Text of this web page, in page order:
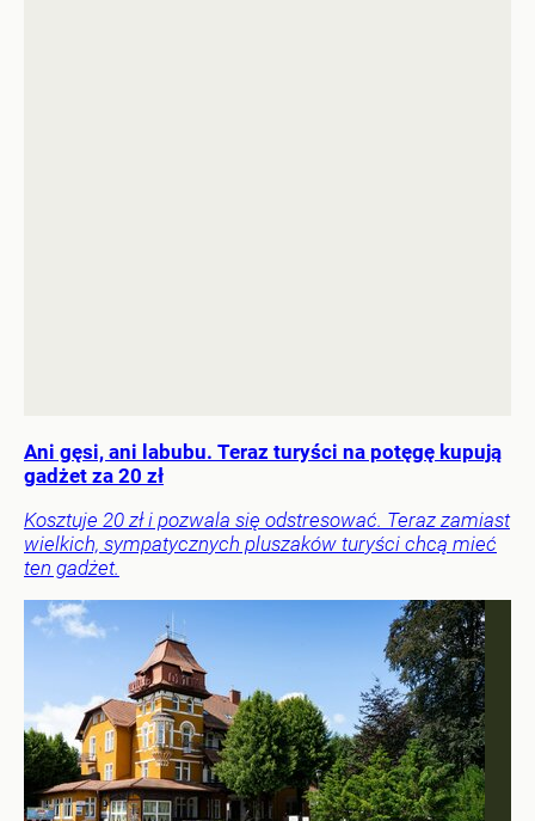
Ani gęsi, ani labubu. Teraz turyści na potęgę kupują
gadżet za 20 zł
Kosztuje 20 zł i pozwala się odstresować. Teraz zamiast
wielkich, sympatycznych pluszaków turyści chcą mieć
ten gadżet.